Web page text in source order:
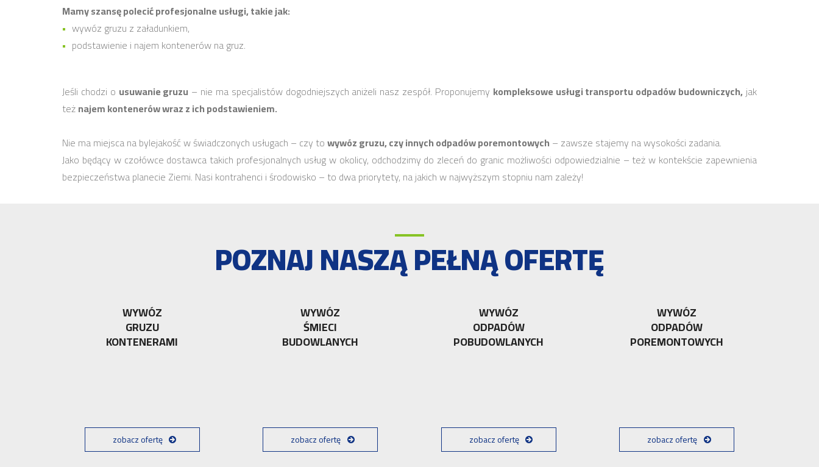
Mamy szansę polecić profesjonalne usługi, takie jak:
wywóz gruzu z załadunkiem,
podstawienie i najem kontenerów na gruz.
Jeśli chodzi o usuwanie gruzu – nie ma specjalistów dogodniejszych aniżeli nasz zespół. Proponujemy kompleksowe usługi transportu odpadów budowniczych,jak
teżnajem kontenerów wraz z ich podstawieniem.
Nie ma miejsca na bylejakość w świadczonych usługach – czy towywóz gruzu, czy innych odpadów poremontowych – zawsze stajemy na wysokości zadania.
Jako będący w czołówce dostawca takich profesjonalnych usług w okolicy, odchodzimy do zleceń do granic możliwości odpowiedzialnie – też w kontekście zapewnienia
bezpieczeństwa planecie Ziemi. Nasi kontrahenci i środowisko – to dwa priorytety, na jakich w najwyższym stopniu nam zależy!
POZNAJ NASZĄ PEŁNĄ OFERTĘ
WYWÓZ
GRUZU
KONTENERAMI
zobacz ofertę
WYWÓZ
ŚMIECI
BUDOWLANYCH
zobacz ofertę
WYWÓZ
ODPADÓW
POBUDOWLANYCH
zobacz ofertę
WYWÓZ
ODPADÓW
POREMONTOWYCH
zobacz ofertę